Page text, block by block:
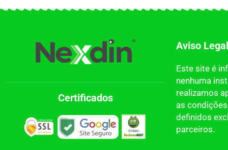
Certificados
Aviso Legal
Este site é
nenhuma
realizamos
as
definidos
parceiros.